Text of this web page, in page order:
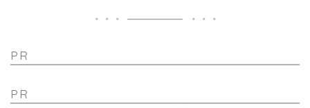
PR
PR